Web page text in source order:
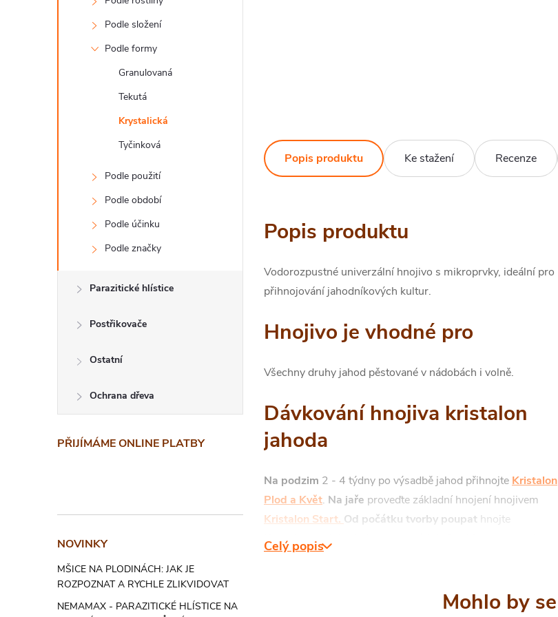
Podle složení
Podle formy
Granulovaná
Tekutá
Krystalická
Tyčinková
Podle použití
Podle období
Podle účinku
Podle značky
Parazitické hlístice
Postřikovače
Ostatní
Ochrana dřeva
PŘIJÍMÁME ONLINE PLATBY
NOVINKY
MŠICE NA PLODINÁCH: JAK JE
ROZPOZNAT A RYCHLE ZLIKVIDOVAT
NEMAMAX - PARAZITICKÉ HLÍSTICE NA
Popis produktu Ke stažení Recenze
Popis produktu
Vodorozpustné univerzální hnojivo s mikroprvky, ideální pro
přihnojování jahodníkových kultur.
Hnojivo je vhodné pro
Všechny druhy jahod pěstované v nádobách i volně.
Dávkování hnojiva kristalon
jahoda
Na podzim 2 - 4 týdny po výsadbě jahod přihnojte Kristalon
Plod a Květ. Na jaře proveďte základní hnojení hnojivem
Kristalon Start. Od počátku tvorby poupat hnojte
Kristalonem Jahoda
vsypte 1 odměrku hnojiva (1 odměrka, 10ml odpovídá 10 g
plochy). Uvedené dávky vyjadřují
Celý popis